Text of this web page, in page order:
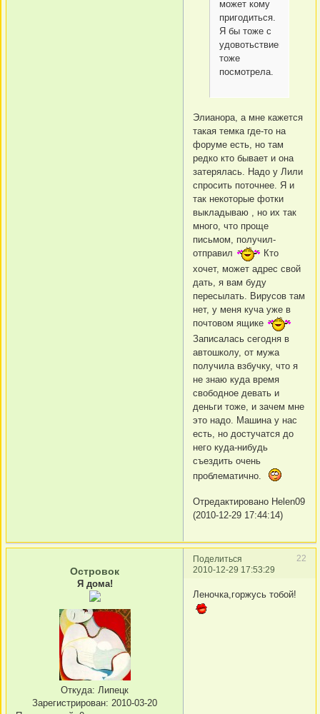
может кому
пригодиться.
Я бы тоже с
удовотьствием
тоже
посмотрела.
Элианора, а мне кажется
такая темка где-то на
форуме есть, но там
редко кто бывает и она
затерялась. Надо у Лили
спросить поточнее. Я и
так некоторые фотки
выкладываю , но их так
много, что проще
письмом, получил-
отправил
Кто
хочет, может адрес свой
дать, я вам буду
пересылать. Вирусов там
нет, у меня куча уже в
почтовом ящике
Записалась сегодня в
автошколу, от мужа
получила взбучку, что я
не знаю куда время
свободное девать и
деньги тоже, и зачем мне
это надо. Машина у нас
есть, но достучатся до
него куда-нибудь
съездить очень
проблематично.
Отредактировано Helen09
(2010-12-29 17:44:14)
Поделиться
22
2010-12-29 17:53:29
Островок
Я дома!
Откуда: Липецк
Зарегистрирован: 2010-03-20
Леночка,горжусь тобой!